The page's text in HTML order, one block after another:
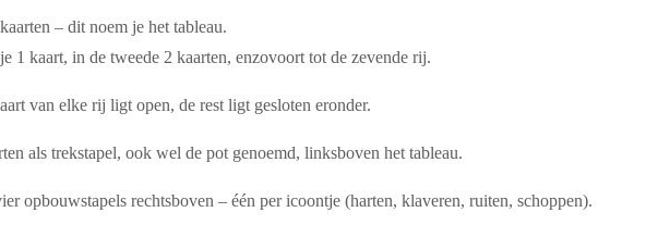
– dit noem je het tableau.
1 kaart, in de tweede 2 kaarten, enzovoort tot de zevende rij.
van elke rij ligt open, de rest ligt gesloten eronder.
als trekstapel, ook wel de pot genoemd, linksboven het tableau.
opbouwstapels rechtsboven – één per icoontje (harten, klaveren, ruiten, schoppen).